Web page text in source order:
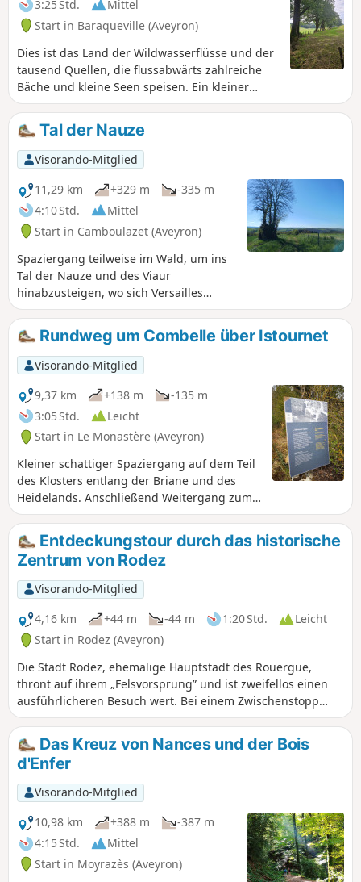
3:25 Std.
Mittel
Start in Baraqueville (Aveyron)
Dies ist das Land der Wildwasserflüsse und der
tausend Quellen, die flussabwärts zahlreiche
Bäche und kleine Seen speisen. Ein kleiner
Abstecher zur Hauptkreuzung der Stadt
ermöglicht es, drei Spitzen zu sehen: Seit 1997
ragen sie in der Mitte der Kreuzung empor, an
der Baraqueville entstand, um deutlich zu
machen, welchen Platz der Ort im Herzen des
Ségala einnehmen will, nämlich den des
wichtigsten Zentrums für Veranstaltungen und
Austausch. Die drei Spitzen symbolisieren die
Vergangenheit des Ségala und lassen zwischen
sich Platz für die drei Straßenachsen der
Kreuzung, die von oben betrachtet die Speichen
eines sich drehenden Rades bilden.
Tal der Nauze
Visorando-Mitglied
11,29 km
+329 m
-335 m
4:10 Std.
Mittel
Start in Camboulazet (Aveyron)
Spaziergang teilweise im Wald, um ins
Tal der Nauze und des Viaur
hinabzusteigen, wo sich Versailles
befindet: ein kleines Paradies am Ufer
des Baches, ideal für ein Picknick, zum
Angeln oder einfach für eine Pause.
Rundweg um Combelle über Istournet
Visorando-Mitglied
9,37 km
+138 m
-135 m
3:05 Std.
Leicht
Start in Le Monastère (Aveyron)
Kleiner schattiger Spaziergang auf dem Teil
des Klosters entlang der Briane und des
Heidelands. Anschließend Weitergang zum
Park von Combelles mit seinen Pferden und
Aktivitäten. Beim Verlassen des Parks führt
Sie ein Weg auf ein Kalksteinplateau und
schließlich zum letzten Abschnitt in
Richtung Istournet und seinem kleinen See,
der Sie zum Plateau von Banocres führt, von
wo aus Sie einen herrlichen Blick auf Rodez
und den Aubrac haben.
Entdeckungstour durch das historische
Zentrum von Rodez
Visorando-Mitglied
4,16 km
+44 m -44 m 1:20 Std.
Leicht
Start in Rodez (Aveyron)
Die Stadt Rodez, ehemalige Hauptstadt des Rouergue,
thront auf ihrem „Felsvorsprung” und ist zweifellos einen
ausführlicheren Besuch wert. Bei einem Zwischenstopp
können Sie auf dieser Wanderung jedoch einige
symbolträchtige Gebäude des historischen Zentrums
entdecken. Anschließend können Sie noch das Musée
Soulages besuchen.
Das Kreuz von Nances und der Bois
d'Enfer
Visorando-Mitglied
10,98 km
+388 m
-387 m
4:15 Std.
Mittel
Start in Moyrazès (Aveyron)